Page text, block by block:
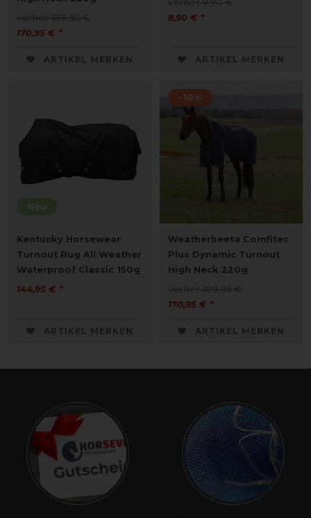
vorher 189,95 €
170,95 € *
ARTIKEL MERKEN
vorher 9,90 €
8,90 € *
ARTIKEL MERKEN
Neu
Kentucky Horsewear
Turnout Rug All Weather
Waterproof Classic 150g
144,95 € *
ARTIKEL MERKEN
-10%
Weatherbeeta Comfitec
Plus Dynamic Turnout
High Neck 220g
vorher 189,95 €
170,95 € *
ARTIKEL MERKEN